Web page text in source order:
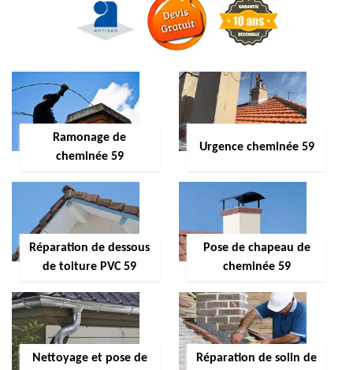
Ramonage de
cheminée 59
Urgence cheminée 59
Réparation de dessous
de toiture PVC 59
Pose de chapeau de
cheminée 59
Nettoyage et pose de
Réparation de solin de